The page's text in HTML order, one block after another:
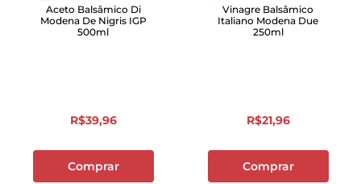
Aceto Balsâmico Di
Modena De Nigris IGP
500ml
R$39,96
Comprar
Vinagre Balsâmico
Italiano Modena Due
250ml
R$21,96
Comprar